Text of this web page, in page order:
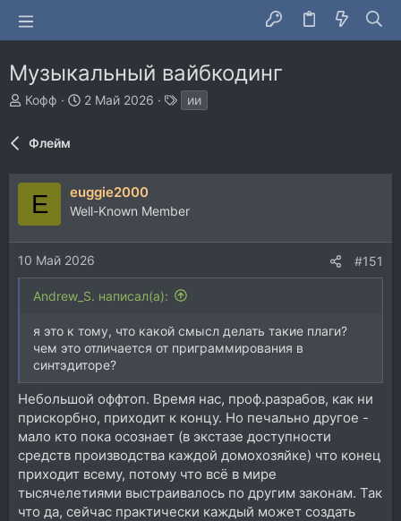
Музыкальный вайбкодинг
А
о
т
м
Кофф
Д
ч
а
2 Май 2026
е
ии
Флейм
E euggie2000
Well-Known Member
10 Май 2026 #151
Andrew_S. написал(а):
я это к тому, что какой смысл делать такие плаги?
чем это отличается от приграммирования в
синтэдиторе?
Небольшой оффтоп. Время нас, проф.разрабов, как ни
прискорбно, приходит к концу. Но печально другое -
мало кто пока осознает (в экстазе доступности
средств производства каждой домохозяйке) что конец
приходит всему, потому что всё в мире
тысячелетиями выстраивалось по другим законам. Так
что да, сейчас практически каждый может создать